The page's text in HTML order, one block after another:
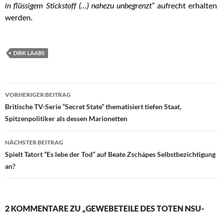
in flüssigem Stickstoff (…) nahezu unbegrenzt”aufrecht erhalten
werden.
DIRK LAABS
Beitragsnavigation
VORHERIGER BEITRAG
Britische TV-Serie “Secret State” thematisiert tiefen Staat,
Spitzenpolitiker als dessen Marionetten
NÄCHSTER BEITRAG
Spielt Tatort “Es lebe der Tod” auf Beate Zschäpes Selbstbezichtigung
an?
2 KOMMENTARE ZU „GEWEBETEILE DES TOTEN NSU-